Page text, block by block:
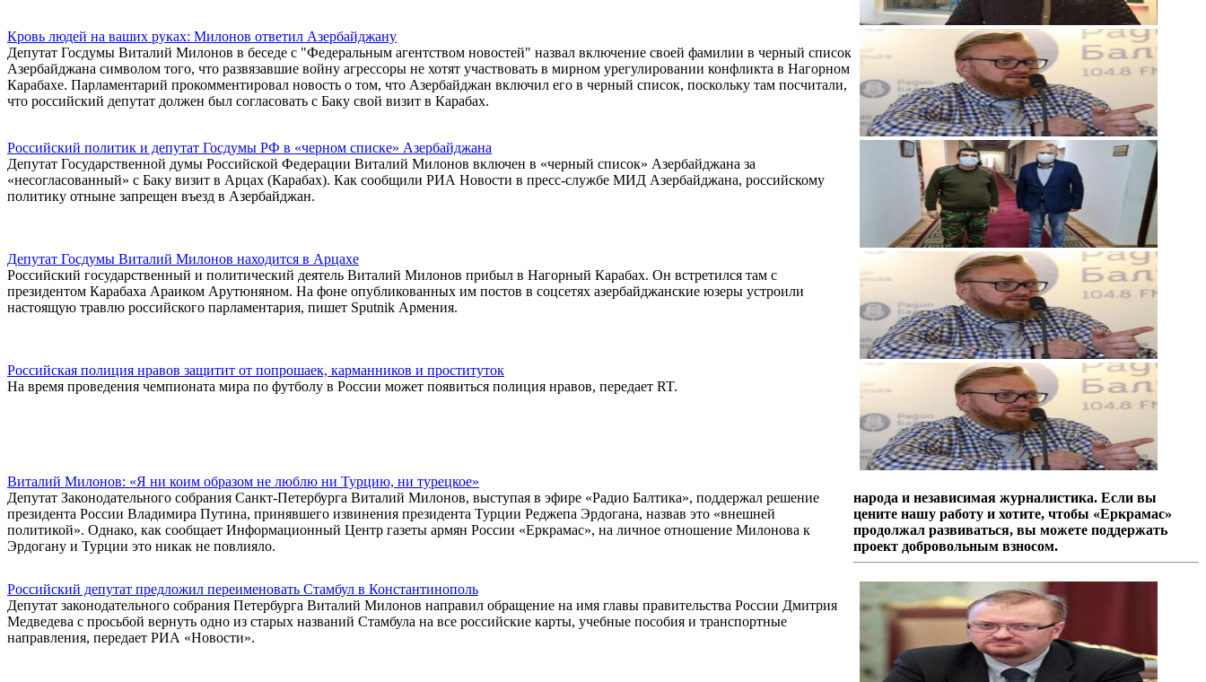
Кровь людей на ваших руках: Милонов ответил Азербайджану
Депутат Госдумы Виталий Милонов в беседе с "Федеральным агентством новостей" назвал включение своей фамилии в черный список
Азербайджана символом того, что развязавшие войну агрессоры не хотят участвовать в мирном урегулировании конфликта в Нагорном
Карабахе. Парламентарий прокомментировал новость о том, что Азербайджан включил его в черный список, поскольку там посчитали,
что российский депутат должен был согласовать с Баку свой визит в Карабах.
Российский политик и депутат Госдумы РФ в «черном списке» Азербайджана
Депутат Государственной думы Российской Федерации Виталий Милонов включен в «черный список» Азербайджана за
«несогласованный» с Баку визит в Арцах (Карабах). Как сообщили РИА Новости в пресс-службе МИД Азербайджана, российскому
политику отныне запрещен въезд в Азербайджан.
Депутат Госдумы Виталий Милонов находится в Арцахе
Российский государственный и политический деятель Виталий Милонов прибыл в Нагорный Карабах. Он встретился там с
президентом Карабаха Араиком Арутюняном. На фоне опубликованных им постов в соцсетях азербайджанские юзеры устроили
настоящую травлю российского парламентария, пишет Sputnik Армения.
Российская полиция нравов защитит от попрошаек, карманников и проституток
На время проведения чемпионата мира по футболу в России может появиться полиция нравов, передает RT.
Виталий Милонов: «Я ни коим образом не люблю ни Турцию, ни турецкое»
Депутат Законодательного собрания Санкт-Петербурга Виталий Милонов, выступая в эфире «Радио Балтика», поддержал решение
президента России Владимира Путина, принявшего извинения президента Турции Реджепа Эрдогана, назвав это «внешней
политикой». Однако, как сообщает Информационный Центр газеты армян России «Еркрамас», на личное отношение Милонова к
Эрдогану и Турции это никак не повлияло.
Российский депутат предложил переименовать Стамбул в Константинополь
Депутат законодательного собрания Петербурга Виталий Милонов направил обращение на имя главы правительства России Дмитрия
Медведева с просьбой вернуть одно из старых названий Стамбула на все российские карты, учебные пособия и транспортные
направления, передает РИА «Новости».
народа и независимая журналистика. Если вы
цените нашу работу и хотите, чтобы «Еркрамас»
продолжал развиваться, вы можете поддержать
проект добровольным взносом.